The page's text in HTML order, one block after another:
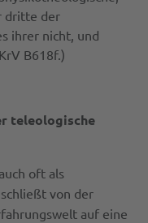
dritte der
ihrer nicht, und
B618f.)
teleologische
oft als
von der
auf eine